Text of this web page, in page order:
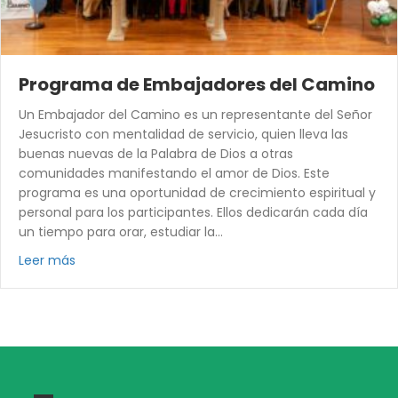
Programa de Embajadores del Camino
Un Embajador del Camino es un representante del Señor
Jesucristo con mentalidad de servicio, quien lleva las
buenas nuevas de la Palabra de Dios a otras
comunidades manifestando el amor de Dios. Este
programa es una oportunidad de crecimiento espiritual y
personal para los participantes. Ellos dedicarán cada día
un tiempo para orar, estudiar la…
Leer más